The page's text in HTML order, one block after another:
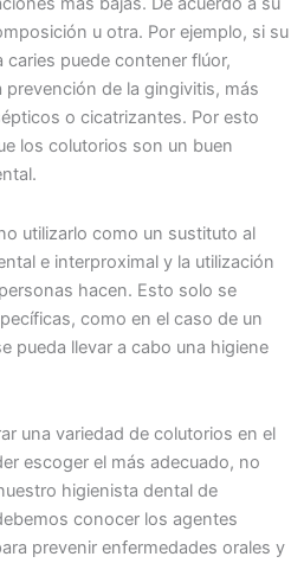
u otra. Por ejemplo, si su
puede contener flúor,
de la gingivitis, más
o cicatrizantes. Por esto
los colutorios son un buen
utilizarlo como un sustituto al
e interproximal y la utilización
hacen. Esto solo se
como en el caso de un
pueda llevar a cabo una higiene
una variedad de colutorios en el
escoger el más adecuado, no
higienista dental de
conocer los agentes
prevenir enfermedades orales y